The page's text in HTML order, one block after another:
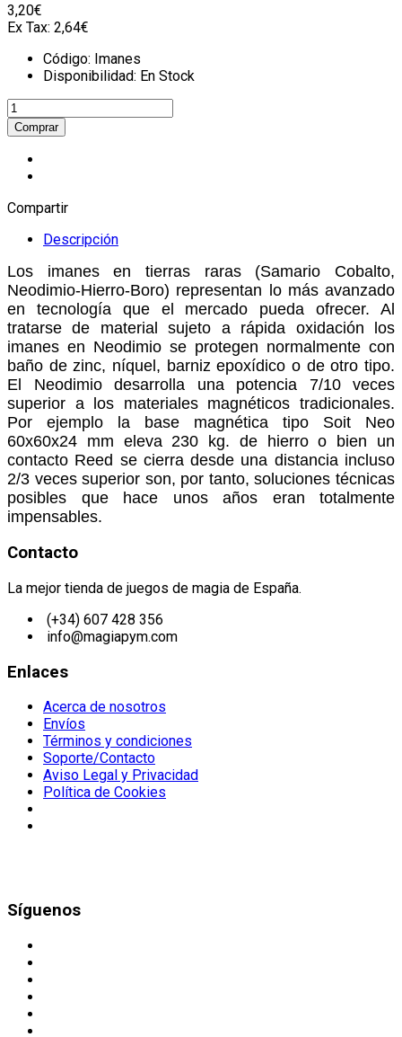
3,20€
Ex Tax: 2,64€
Código: Imanes
Disponibilidad: En Stock
Compartir
Descripción
Los imanes en tierras raras (Samario Cobalto,
Neodimio-Hierro-Boro) representan lo más avanzado
en tecnología que el mercado pueda ofrecer. Al
tratarse de material sujeto a rápida oxidación los
imanes en Neodimio se protegen normalmente con
baño de zinc, níquel, barniz epoxídico o de otro tipo.
El Neodimio desarrolla una potencia 7/10 veces
superior a los materiales magnéticos tradicionales.
Por ejemplo la base magnética tipo Soit Neo
60x60x24 mm eleva 230 kg. de hierro o bien un
contacto Reed se cierra desde una distancia incluso
2/3 veces superior son, por tanto, soluciones técnicas
posibles que hace unos años eran totalmente
impensables.
Contacto
La mejor tienda de juegos de magia de España.
(+34) 607 428 356
info@magiapym.com
Enlaces
Acerca de nosotros
Envíos
Términos y condiciones
Soporte/Contacto
Aviso Legal y Privacidad
Política de Cookies
Síguenos